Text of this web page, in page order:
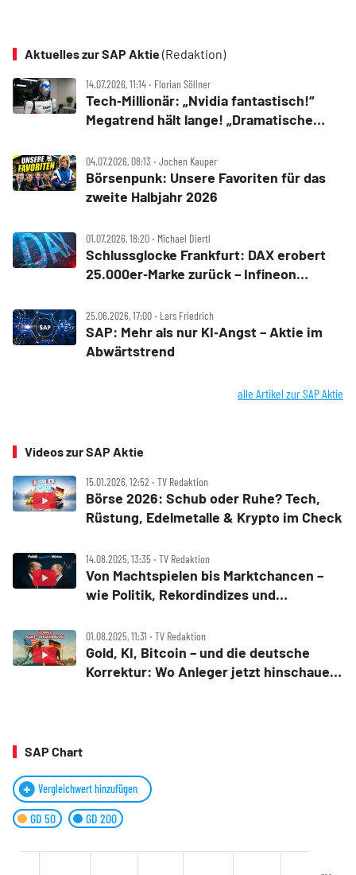
Aktuelles zur SAP Aktie(Redaktion)
14.07.2026, 11:14 ‧ Florian Söllner
Tech‑Millionär: „Nvidia fantastisch!“
Megatrend hält lange! „Dramatische
04.07.2026, 08:13 ‧ Jochen Kauper
Börsenpunk: Unsere Favoriten für das
zweite Halbjahr 2026
01.07.2026, 18:20 ‧ Michael Diertl
Schlussglocke Frankfurt: DAX erobert
25.000er‑Marke zurück – Infineon
25.06.2026, 17:00 ‧ Lars Friedrich
SAP: Mehr als nur KI‑Angst – Aktie im
Abwärtstrend
alle Artikel zur SAP Aktie
Videos zur SAP Aktie
15.01.2026, 12:52 ‧ TV Redaktion
Börse 2026: Schub oder Ruhe? Tech,
Rüstung, Edelmetalle & Krypto im Check
14.08.2025, 13:35 ‧ TV Redaktion
Von Machtspielen bis Marktchancen –
wie Politik, Rekordindizes und
antreiben
01.08.2025, 11:31 ‧ TV Redaktion
Gold, KI, Bitcoin – und die deutsche
Korrektur: Wo Anleger jetzt hinschauen
SAP Chart
Vergleichwert hinzufügen
GD 50 GD 200